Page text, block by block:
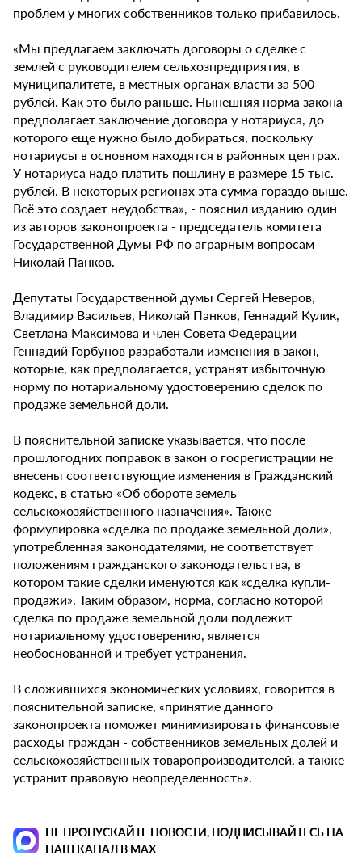
проблем у многих собственников только прибавилось.
«Мы предлагаем заключать договоры о сделке с
землей с руководителем сельхозпредприятия, в
муниципалитете, в местных органах власти за 500
рублей. Как это было раньше. Нынешняя норма закона
предполагает заключение договора у нотариуса, до
которого еще нужно было добираться, поскольку
нотариусы в основном находятся в районных центрах.
У нотариуса надо платить пошлину в размере 15 тыс.
рублей. В некоторых регионах эта сумма гораздо выше.
Всё это создает неудобства», - пояснил изданию один
из авторов законопроекта - председатель комитета
Государственной Думы РФ по аграрным вопросам
Николай Панков.
Депутаты Государственной думы Сергей Неверов,
Владимир Васильев, Николай Панков, Геннадий Кулик,
Светлана Максимова и член Совета Федерации
Геннадий Горбунов разработали изменения в закон,
которые, как предполагается, устранят избыточную
норму по нотариальному удостоверению сделок по
продаже земельной доли.
В пояснительной записке указывается, что после
прошлогодних поправок в закон о госрегистрации не
внесены соответствующие изменения в Гражданский
кодекс, в статью «Об обороте земель
сельскохозяйственного назначения». Также
формулировка «сделка по продаже земельной доли»,
употребленная законодателями, не соответствует
положениям гражданского законодательства, в
котором такие сделки именуются как «сделка купли-
продажи». Таким образом, норма, согласно которой
сделка по продаже земельной доли подлежит
нотариальному удостоверению, является
необоснованной и требует устранения.
В сложившихся экономических условиях, говорится в
пояснительной записке, «принятие данного
законопроекта поможет минимизировать финансовые
расходы граждан - собственников земельных долей и
сельскохозяйственных товаропроизводителей, а также
устранит правовую неопределенность».
НЕ ПРОПУСКАЙТЕ НОВОСТИ, ПОДПИСЫВАЙТЕСЬ НА
НАШ КАНАЛ В MAX